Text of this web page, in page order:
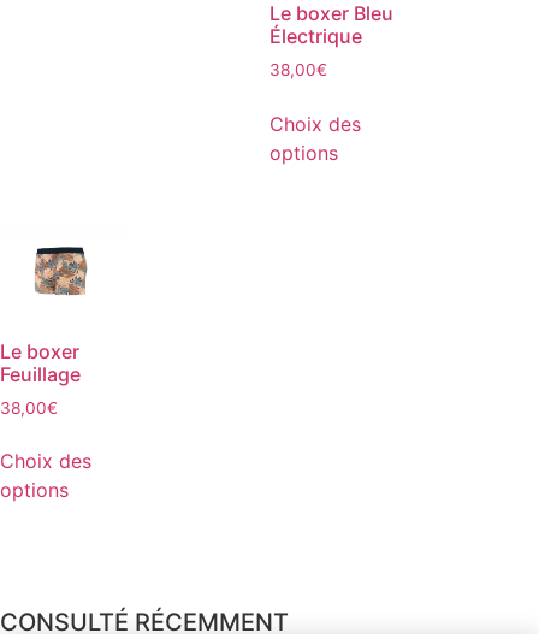
Le boxer Bleu
Électrique
38,00€
Choix des
options
Le boxer
Feuillage
38,00€
Choix des
options
CONSULTÉ RÉCEMMENT